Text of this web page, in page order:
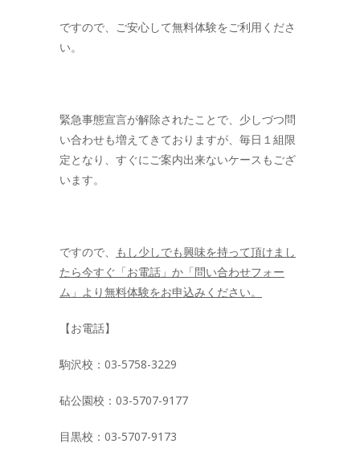
ですので、ご安心して無料体験をご利用くださ
い。
緊急事態宣言が解除されたことで、少しづつ問
い合わせも増えてきておりますが、毎日１組限
定となり、すぐにご案内出来ないケースもござ
います。
ですので、
もし少しでも興味を持って頂けまし
たら今すぐ「お電話」か「問い合わせフォー
ム」より無料体験をお申込みください。
【お電話】
駒沢校：03-5758-3229
砧公園校：03-5707-9177
目黒校：03-5707-9173